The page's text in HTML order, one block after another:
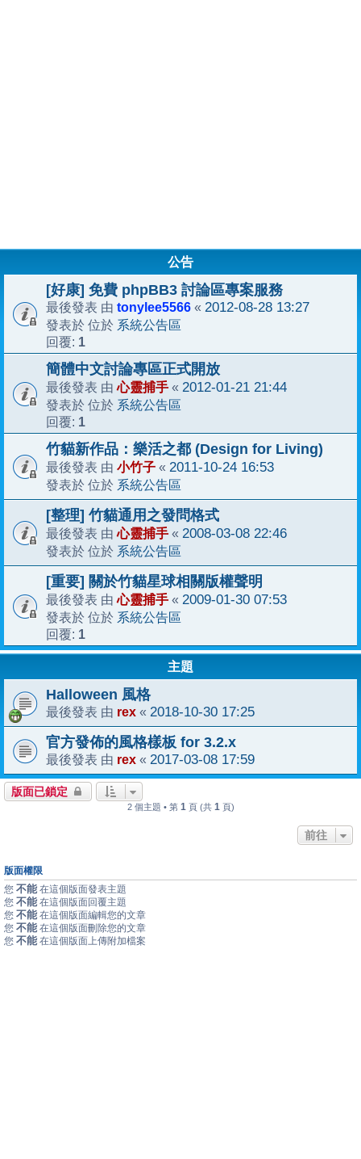
公告
[好康] 免費 phpBB3 討論區專案服務
最後發表 由 tonylee5566 « 2012-08-28 13:27
發表於 位於 系統公告區
回覆: 1
簡體中文討論專區正式開放
最後發表 由心靈捕手 « 2012-01-21 21:44
發表於 位於 系統公告區
回覆: 1
竹貓新作品：樂活之都 (Design for Living)
最後發表 由 小竹子 « 2011-10-24 16:53
發表於 位於 系統公告區
[整理] 竹貓通用之發問格式
最後發表 由心靈捕手 « 2008-03-08 22:46
發表於 位於 系統公告區
[重要] 關於竹貓星球相關版權聲明
最後發表 由心靈捕手 « 2009-01-30 07:53
發表於 位於 系統公告區
回覆: 1
主題
Halloween 風格
最後發表 由 rex « 2018-10-30 17:25
官方發佈的風格樣板 for 3.2.x
最後發表 由 rex « 2017-03-08 17:59
版面已鎖定
2 個主題 • 第 1 頁 (共 1 頁)
前往
版面權限
您 不能 在這個版面發表主題
您 不能 在這個版面回覆主題
您 不能 在這個版面編輯您的文章
您 不能 在這個版面刪除您的文章
您 不能 在這個版面上傳附加檔案